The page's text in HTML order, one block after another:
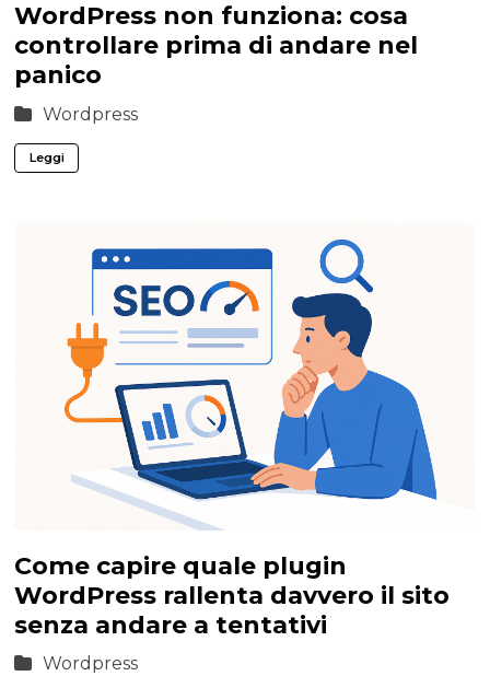
WordPress non funziona: cosa
controllare prima di andare nel
panico
Wordpress
Leggi
Come capire quale plugin
WordPress rallenta davvero il sito
senza andare a tentativi
Wordpress